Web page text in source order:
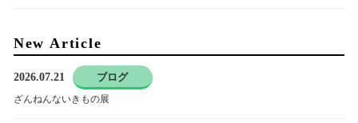
New Article
2026.07.21 ブログ
ざんねんないきもの展